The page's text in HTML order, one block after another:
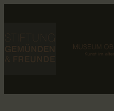
STIFTUNG
MUSEUM